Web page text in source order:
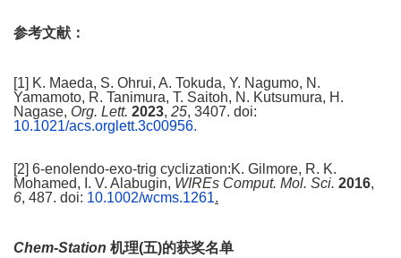
参考文献：
[1] K. Maeda, S. Ohrui, A. Tokuda, Y. Nagumo, N.
Yamamoto, R. Tanimura, T. Saitoh, N. Kutsumura, H.
Nagase, Org. Lett. 2023, 25, 3407. doi:
10.1021/acs.orglett.3c00956.
[2] 6-enolendo-exo-trig cyclization:K. Gilmore, R. K.
Mohamed, I. V. Alabugin, WIREs Comput. Mol. Sci. 2016,
6, 487. doi: 10.1002/wcms.1261.
Chem-Station 机理(五)的获奖名单